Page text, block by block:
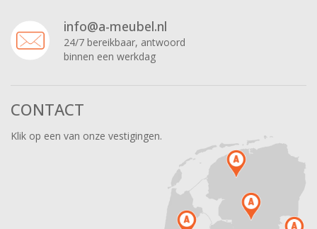
info@a-meubel.nl
24/7 bereikbaar, antwoord
binnen een werkdag
CONTACT
Klik op een van onze vestigingen.